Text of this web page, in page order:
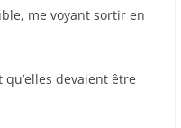
me voyant sortir en
devaient être